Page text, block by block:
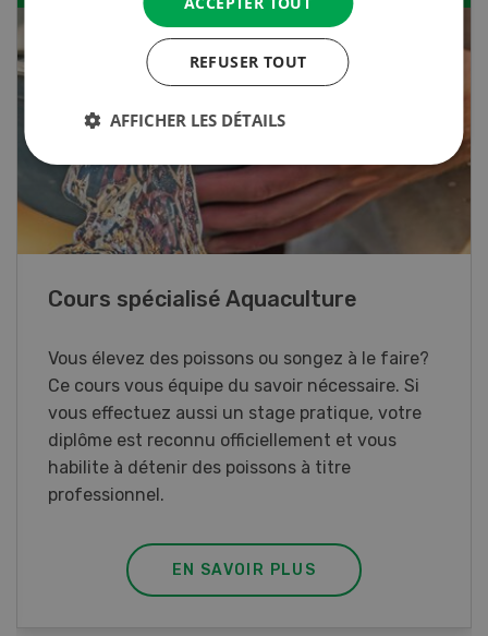
JAN
Cours spécialisé Aquaculture
Vous élevez des poissons ou songez à le faire?
Ce cours vous équipe du savoir nécessaire. Si
vous effectuez aussi un stage pratique, votre
diplôme est reconnu officiellement et vous
habilite à détenir des poissons à titre
professionnel.
EN SAVOIR PLUS
REFUSER TOUT
AFFICHER LES DÉTAILS